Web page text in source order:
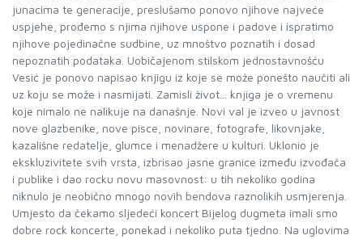
junacima te generacije, preslušamo ponovo njihove najveće
uspjehe, prođemo s njima njihove uspone i padove i ispratimo
njihove pojedinačne sudbine, uz mnoštvo poznatih i dosad
nepoznatih podataka. Uobičajenom stilskom jednostavnošću
Vesić je ponovo napisao knjigu iz koje se može ponešto naučiti ali
uz koju se može i nasmijati. Zamisli život... knjiga je o vremenu
koje nimalo ne nalikuje na današnje. Novi val je izveo u javnost
nove glazbenike, nove pisce, novinare, fotografe, likovnjake,
kazališne redatelje, glumce i menadžere u kulturi. Uklonio je
ekskluzivitete svih vrsta, izbrisao jasne granice između izvođača
i publike i dao rocku novu masovnost: u tih nekoliko godina
niknulo je neobično mnogo novih bendova raznolikih usmjerenja.
Umjesto da čekamo sljedeći koncert Bijelog dugmeta imali smo
dobre rock koncerte, ponekad i nekoliko puta tjedno. Na uglovima